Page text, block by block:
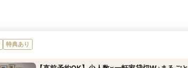
特典あり